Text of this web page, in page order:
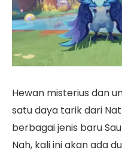
Hewan misterius dan
satu daya tarik dari
berbagai jenis baru
Nah, kali ini akan ada